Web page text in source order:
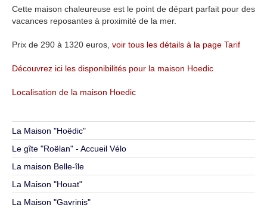
Cette maison chaleureuse est le point de départ parfait pour des
vacances reposantes à proximité de la mer.
Prix de 290 à 1320 euros, voir tous les détails à la page Tarif
Découvrez ici les disponibilités pour la maison Hoedic
Localisation de la maison Hoedic
La Maison "Hoëdic"
Le gîte "Roëlan" - Accueil Vélo
La maison Belle-île
La Maison "Houat"
La Maison "Gavrinis"